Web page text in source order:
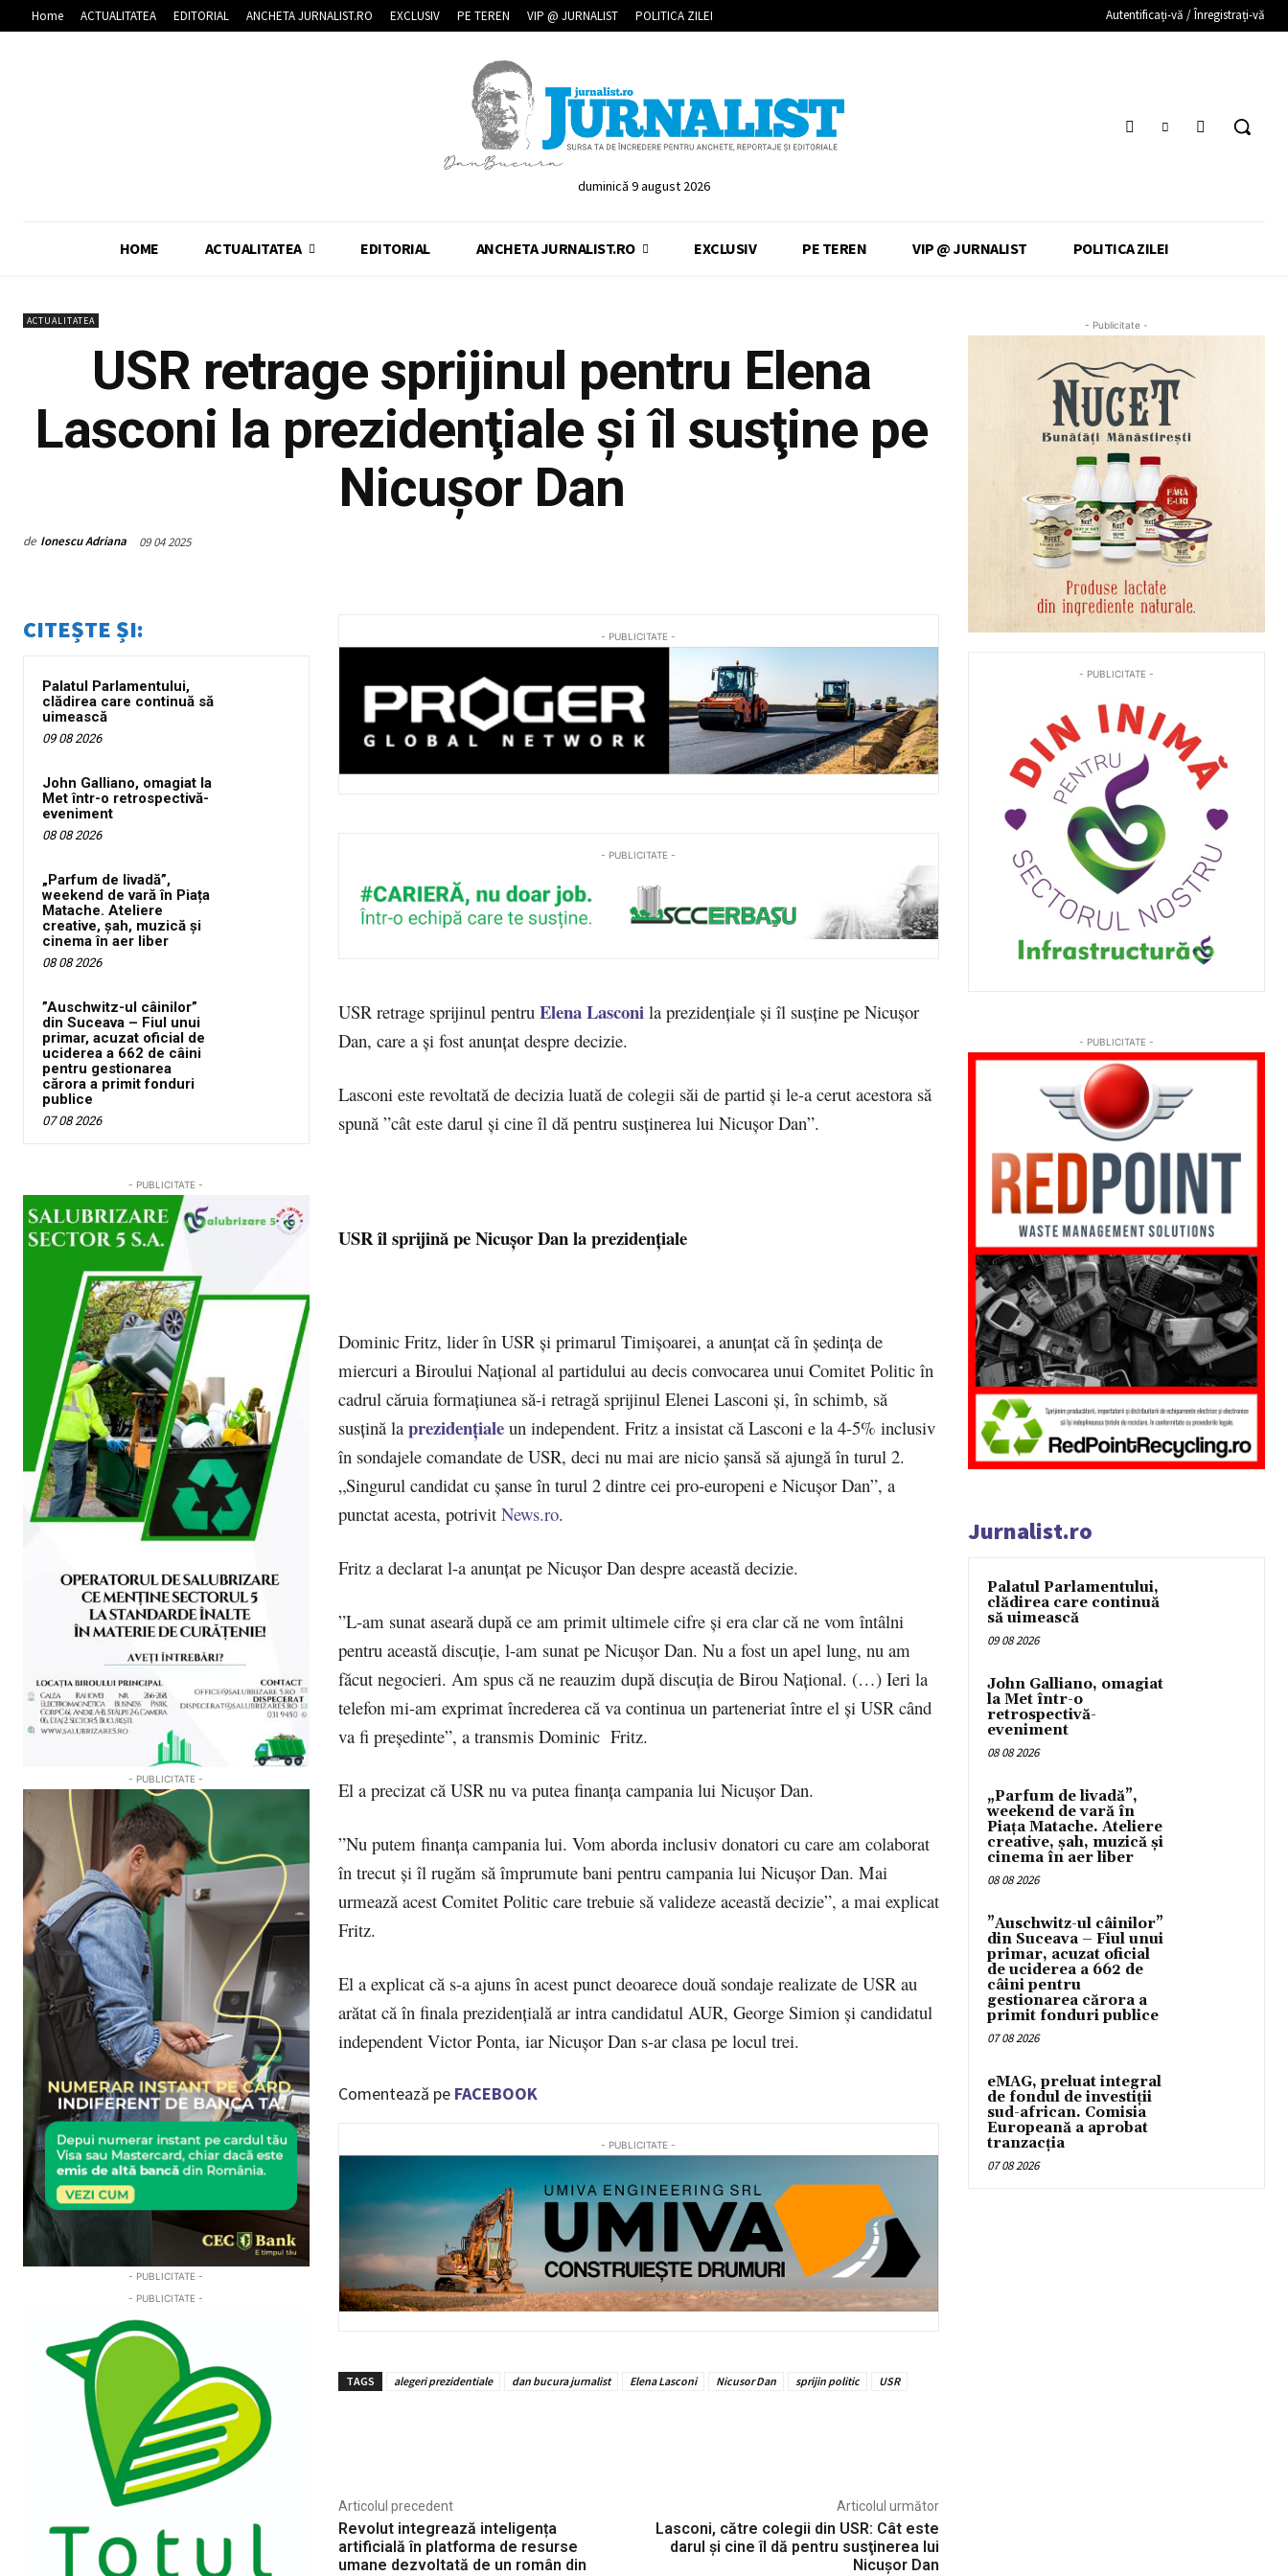
Home ACTUALITATEA EDITORIAL ANCHETA JURNALIST.RO EXCLUSIV PE TEREN VIP @ JURNALIST POLITICA ZILEI Autentificați-vă / Înregistrați-vă
duminică 9 august 2026
HOME ACTUALITATEA EDITORIAL ANCHETA JURNALIST.RO EXCLUSIV PE TEREN VIP @ JURNALIST POLITICA ZILEI
ACTUALITATEA
USR retrage sprijinul pentru Elena
Lasconi la prezidenţiale şi îl susţine pe
Nicuşor Dan
de Ionescu Adriana 09 04 2025
CITEȘTE ȘI:
Palatul Parlamentului,
clădirea care continuă să
uimească
09 08 2026
John Galliano, omagiat la
Met într-o retrospectivă-
eveniment
08 08 2026
„Parfum de livadă”,
weekend de vară în Piața
Matache. Ateliere
creative, șah, muzică și
cinema în aer liber
08 08 2026
”Auschwitz-ul câinilor”
din Suceava – Fiul unui
primar, acuzat oficial de
uciderea a 662 de câini
pentru gestionarea
cărora a primit fonduri
publice
07 08 2026
- PUBLICITATE -
- PUBLICITATE -
- PUBLICITATE -
- PUBLICITATE -
- PUBLICITATE -
- PUBLICITATE -
USR retrage sprijinul pentru Elena Lasconi la prezidenţiale şi îl susţine pe Nicuşor
Dan, care a şi fost anunţat despre decizie.
Lasconi este revoltată de decizia luată de colegii săi de partid și le-a cerut acestora să
spună ”cât este darul şi cine îl dă pentru susţinerea lui Nicuşor Dan”.
USR îl sprijină pe Nicușor Dan la prezidențiale
Dominic Fritz, lider în USR și primarul Timișoarei, a anunțat că în ședința de
miercuri a Biroului Național al partidului au decis convocarea unui Comitet Politic în
cadrul căruia formațiunea să-i retragă sprijinul Elenei Lasconi și, în schimb, să
susțină la prezidențialeun independent. Fritz a insistat că Lasconi e la 4-5% inclusiv
în sondajele comandate de USR, deci nu mai are nicio șansă să ajungă în turul 2.
„Singurul candidat cu şanse în turul 2 dintre cei pro-europeni e Nicuşor Dan”, a
punctat acesta, potrivit News.ro.
Fritz a declarat l-a anunţat pe Nicuşor Dan despre această decizie.
”L-am sunat aseară după ce am primit ultimele cifre şi era clar că ne vom întâlni
pentru această discuţie, l-am sunat pe Nicuşor Dan. Nu a fost un apel lung, nu am
făcut negocieri. Am spus că ne reauzim după discuţia de Birou Naţional. (…) Ieri la
telefon mi-am exprimat încrederea că va continua un parteneriat între el şi USR când
va fi preşedinte”, a transmis Dominic Fritz.
El a precizat că USR nu va putea finanţa campania lui Nicuşor Dan.
”Nu putem finanţa campania lui. Vom aborda inclusiv donatori cu care am colaborat
în trecut şi îl rugăm să împrumute bani pentru campania lui Nicuşor Dan. Mai
urmează acest Comitet Politic care trebuie să valideze această decizie”, a mai explicat
Fritz.
El a explicat că s-a ajuns în acest punct deoarece două sondaje realizate de USR au
arătat că în finala prezidenţială ar intra candidatul AUR, George Simion şi candidatul
independent Victor Ponta, iar Nicuşor Dan s-ar clasa pe locul trei.
Comentează pe FACEBOOK
- PUBLICITATE -
TAGS alegeri prezidentiale dan bucura jurnalist Elena Lasconi Nicusor Dan sprijin politic USR
Articolul precedent
Revolut integrează inteligența
artificială în platforma de resurse
umane dezvoltată de un român din
Articolul următor
Lasconi, către colegii din USR: Cât este
darul şi cine îl dă pentru susţinerea lui
Nicuşor Dan
- Publicitate -
- PUBLICITATE -
- PUBLICITATE -
Jurnalist.ro
Palatul Parlamentului,
clădirea care continuă
să uimească
09 08 2026
John Galliano, omagiat
la Met într-o
retrospectivă-
eveniment
08 08 2026
„Parfum de livadă”,
weekend de vară în
Piața Matache. Ateliere
creative, șah, muzică și
cinema în aer liber
08 08 2026
”Auschwitz-ul câinilor”
din Suceava – Fiul unui
primar, acuzat oficial
de uciderea a 662 de
câini pentru
gestionarea cărora a
primit fonduri publice
07 08 2026
eMAG, preluat integral
de fondul de investiții
sud-african. Comisia
Europeană a aprobat
tranzacția
07 08 2026